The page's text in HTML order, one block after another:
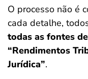
O processo não é
cada detalhe,
todas as fontes
“Rendimentos
Jurídica”.